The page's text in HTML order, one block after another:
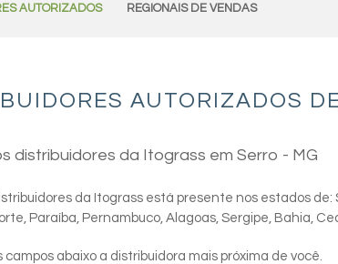
AUTORIZADOS REGIONAIS DE VENDAS
AUTORIZADOS
distribuidores da Itograss em Serro - MG
da Itograss está presente nos estados de:
Paraíba, Pernambuco, Alagoas, Sergipe, Bahia,
campos abaixo a distribuidora mais próxima de você.